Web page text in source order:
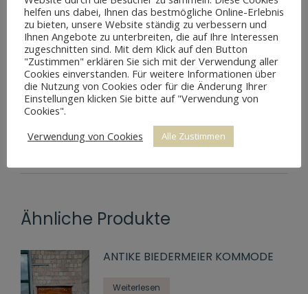
Zustand
funktionsfähig,
zeigt aber
Altersspuren
durch
Abnutzungen
Preis
600 €
Ähnliche Produkte
ANTIKE BIEDERMEIER KOMMODE
Weiterlesen
helfen uns dabei, Ihnen das bestmögliche Online-Erlebnis
zu bieten, unsere Website ständig zu verbessern und
Ihnen Angebote zu unterbreiten, die auf Ihre Interessen
zugeschnitten sind. Mit dem Klick auf den Button
"Zustimmen" erklären Sie sich mit der Verwendung aller
Cookies einverstanden. Für weitere Informationen über
die Nutzung von Cookies oder für die Änderung Ihrer
Einstellungen klicken Sie bitte auf "Verwendung von
Cookies".
Verwendung von Cookies
Alle Zustimmen